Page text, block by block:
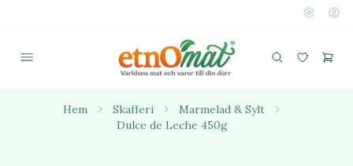
Hem Skafferi
Marmelad & Sylt
Dulce de Leche 450g